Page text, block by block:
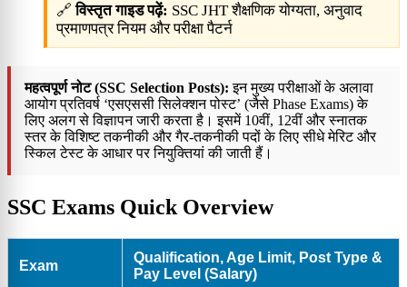
🔗विस्तृत गाइड पढ़ें: SSC JHT शैक्षणिक योग्यता, अनुवाद
प्रमाणपत्र नियम और परीक्षा पैटर्न
महत्वपूर्ण नोट (SSC Selection Posts): इन मुख्य परीक्षाओं के अलावा
आयोग प्रतिवर्ष ‘एसएससी सिलेक्शन पोस्ट’ (जैसे Phase Exams) के
लिए अलग से विज्ञापन जारी करता है। इसमें 10वीं, 12वीं और स्नातक
स्तर के विशिष्ट तकनीकी और गैर-तकनीकी पदों के लिए सीधे मेरिट और
स्किल टेस्ट के आधार पर नियुक्तियां की जाती हैं।
SSC Exams Quick Overview
Exam
Qualification, Age Limit, Post Type &
Pay Level (Salary)